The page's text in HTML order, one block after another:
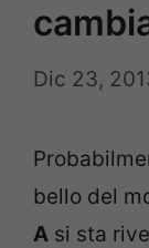
Dic 23,
bello del
A si sta